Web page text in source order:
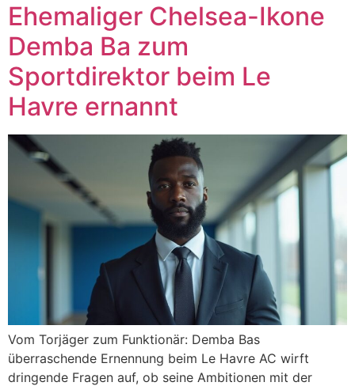
Ehemaliger Chelsea-Ikone
Demba Ba zum
Sportdirektor beim Le
Havre ernannt
Vom Torjäger zum Funktionär: Demba Bas
überraschende Ernennung beim Le Havre AC wirft
dringende Fragen auf, ob seine Ambitionen mit der